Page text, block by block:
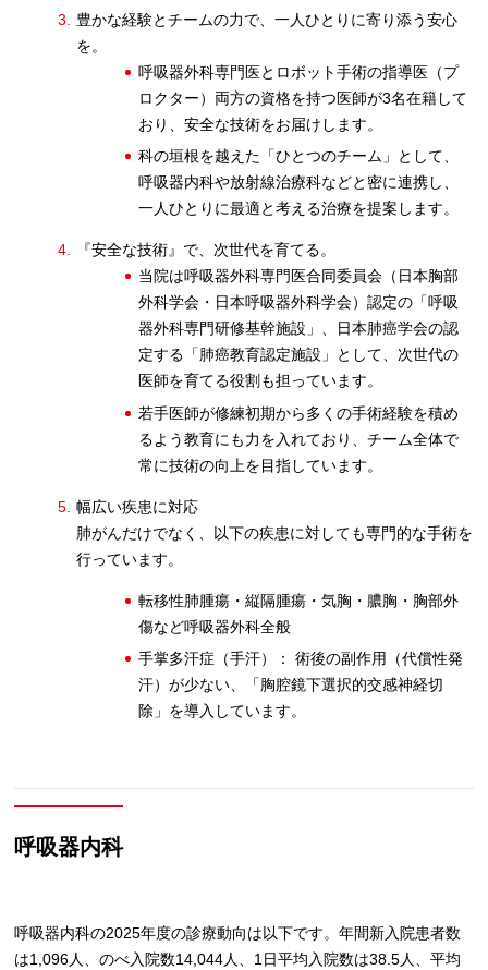
豊かな経験とチームの力で、一人ひとりに寄り添う安心
を。
呼吸器外科専門医とロボット手術の指導医（プ
ロクター）両方の資格を持つ医師が3名在籍して
おり、安全な技術をお届けします。
科の垣根を越えた「ひとつのチーム」として、
呼吸器内科や放射線治療科などと密に連携し、
一人ひとりに最適と考える治療を提案します。
『安全な技術』で、次世代を育てる。
当院は呼吸器外科専門医合同委員会（日本胸部
外科学会・日本呼吸器外科学会）認定の「呼吸
器外科専門研修基幹施設」、日本肺癌学会の認
定する「肺癌教育認定施設」として、次世代の
医師を育てる役割も担っています。
若手医師が修練初期から多くの手術経験を積め
るよう教育にも力を入れており、チーム全体で
常に技術の向上を目指しています。
幅広い疾患に対応
肺がんだけでなく、以下の疾患に対しても専門的な手術を
行っています。
転移性肺腫瘍・縦隔腫瘍・気胸・膿胸・胸部外
傷など呼吸器外科全般
手掌多汗症（手汗）： 術後の副作用（代償性発
汗）が少ない、「胸腔鏡下選択的交感神経切
除」を導入しています。
呼吸器内科
呼吸器内科の2025年度の診療動向は以下です。年間新入院患者数
は1,096人、のべ入院数14,044人、1日平均入院数は38.5人、平均